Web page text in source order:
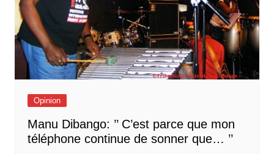
Opinion
Manu Dibango: ’’ C’est parce que mon
téléphone continue de sonner que… ’’